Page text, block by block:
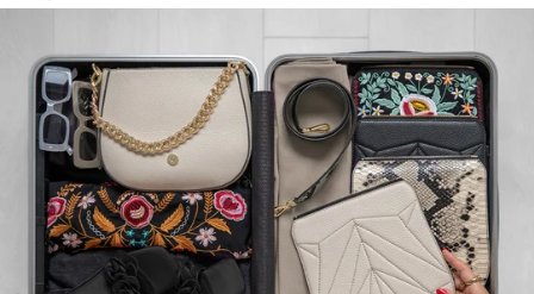
kann das Leder bei Verfärbungen mit dem
Cleanserrelativ leicht wieder gesäubert werden.
Retoure aus Deutschland:
2,95 EUR
Retoure aus Österreich:
3,95 EUR
Wichtig: BeiSchweizer Bestellungenliegt ein Retourelabel in deinem
Paket. Da musst du nichts mehr anmelden!
10 EUR Rückversand